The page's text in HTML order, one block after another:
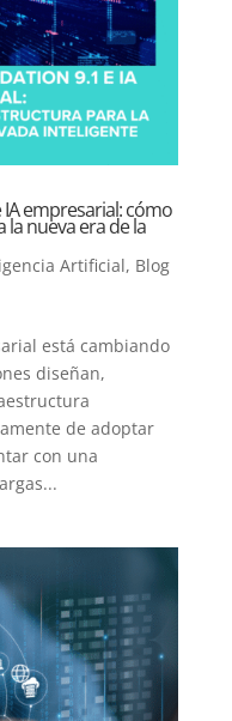
empresarial: cómo
nueva era de la
Artificial, Blog
está cambiando
diseñan,
de adoptar
con una